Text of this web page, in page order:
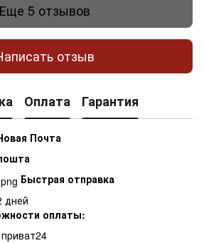
Еще 5 отзывов
отзыв
Оплата Гарантия
Почта
Быстрая отправка
дней
оплаты: